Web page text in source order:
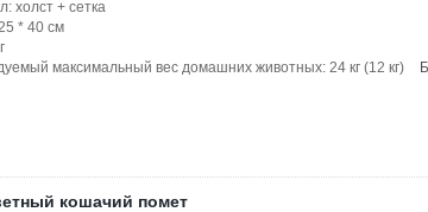
холст + сетка
* 40 см
максимальный вес домашних животных: 24 кг (12 кг)
кошачий помет